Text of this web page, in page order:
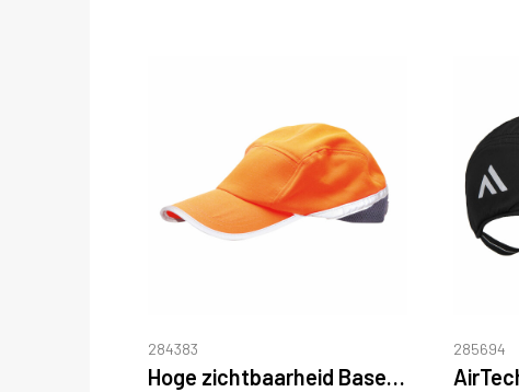
284383
Hoge zichtbaarheid Baseball Cap
285694